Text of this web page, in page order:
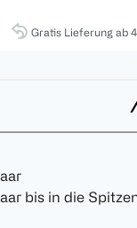
Gratis Lieferung ab
bis in die